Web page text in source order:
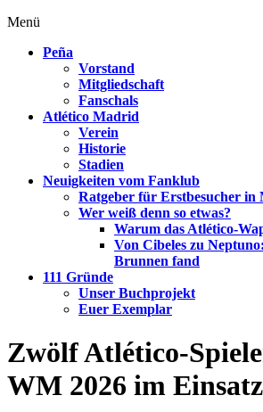
Menü
Peña
Vorstand
Mitgliedschaft
Fanschals
Atlético Madrid
Verein
Historie
Stadien
Neuigkeiten vom Fanklub
Ratgeber für Erstbesucher in
Wer weiß denn so etwas?
Warum das Atlético-
Von Cibeles zu
Brunnen fand
111 Gründe
Unser Buchprojekt
Euer Exemplar
Zwölf Atlético-
WM 2026 im Einsatz